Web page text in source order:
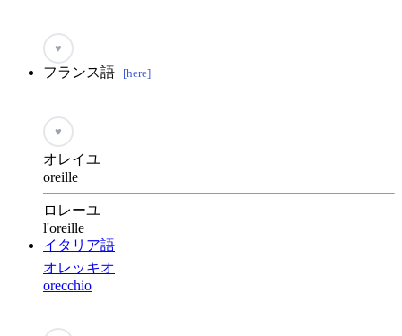
♥
フランス語 [here]
♥
オレイユ
oreille
ロレーユ
l'oreille
イタリア語
オレッキオ
orecchio